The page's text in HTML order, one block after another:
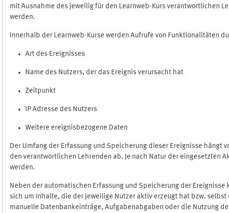
mit Ausnahme des jeweilig für den Learnweb-Kurs verantwortlichen
werden.
Innerhalb der Learnweb-Kurse werden Aufrufe von Funktionalitäten
Art des Ereignisses
Name des Nutzers, der das Ereignis verursacht hat
Zeitpunkt
IP Adresse des Nutzers
Weitere ereignisbezogene Daten
Der Umfang der Erfassung und Speicherung dieser Ereignisse
den verantwortlichen Lehrenden ab. Je nach Natur der eingesetzten
werden.
Neben der automatischen Erfassung und Speicherung der
sich um Inhalte, die der jeweilige Nutzer aktiv erzeugt hat bzw.
manuelle Datenbankeinträge, Aufgabenabgaben oder die Nutzung